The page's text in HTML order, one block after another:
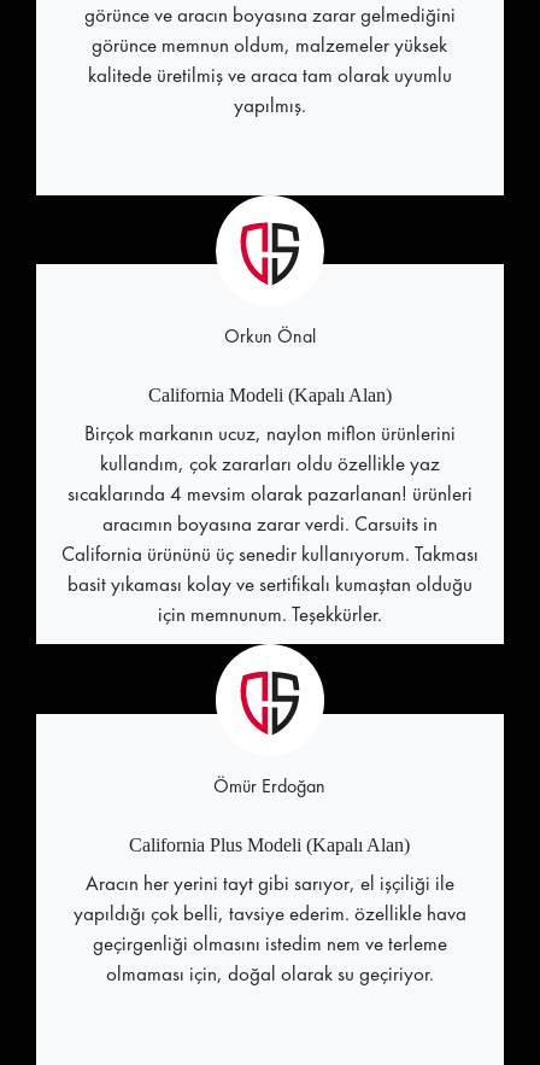
görünce ve aracın boyasına zarar gelmediğini
görünce memnun oldum, malzemeler yüksek
kalitede üretilmiş ve araca tam olarak uyumlu
yapılmış.
Orkun Önal
California Modeli (Kapalı Alan)
Birçok markanın ucuz, naylon miflon ürünlerini
kullandım, çok zararları oldu özellikle yaz
sıcaklarında 4 mevsim olarak pazarlanan! ürünleri
aracımın boyasına zarar verdi. Carsuits in
California ürününü üç senedir kullanıyorum. Takması
basit yıkaması kolay ve sertifikalı kumaştan olduğu
için memnunum. Teşekkürler.
Ömür Erdoğan
California Plus Modeli (Kapalı Alan)
Aracın her yerini tayt gibi sarıyor, el işçiliği ile
yapıldığı çok belli, tavsiye ederim. özellikle hava
geçirgenliği olmasını istedim nem ve terleme
olmaması için, doğal olarak su geçiriyor.